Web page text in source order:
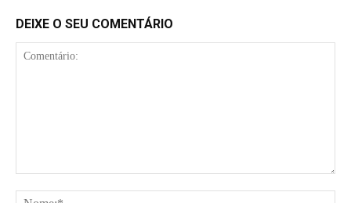
DEIXE O SEU COMENTÁRIO